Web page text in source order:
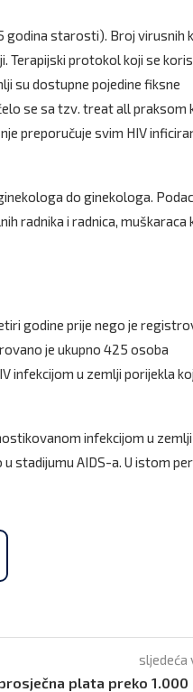
godina starosti). Broj virusnih
Terapijski protokol koji se
su dostupne pojedine fiksne
se sa tzv. treat all praksom
preporučuje svim HIV
do ginekologa.
radnika i radnica, muškaraca
godine prije nego je
je ukupno 425 osoba
infekcijom u zemlji porijekla
infekcijom u zemlji
stadijumu AIDS-a. U istom
sljedeća
plata preko 1.000